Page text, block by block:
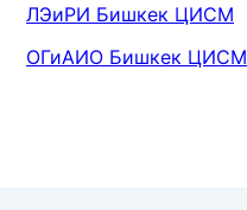
ЛЭиРИ Бишкек ЦИСМ
ОГиАИО Бишкек ЦИСМ